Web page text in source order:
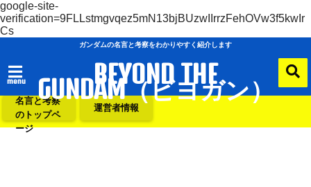
google-site-
verification=9FLLstmgvqez5mN13bjBUzwIIrrzFehOVw3f5kwIr
Cs
ガンダムの名言と考察をわかりやすく紹介します
menu BEYOND THE
GUNDAM（ビヨガン）
ガンダムの
名言と考察
のトップペ
ージ
運営者情報